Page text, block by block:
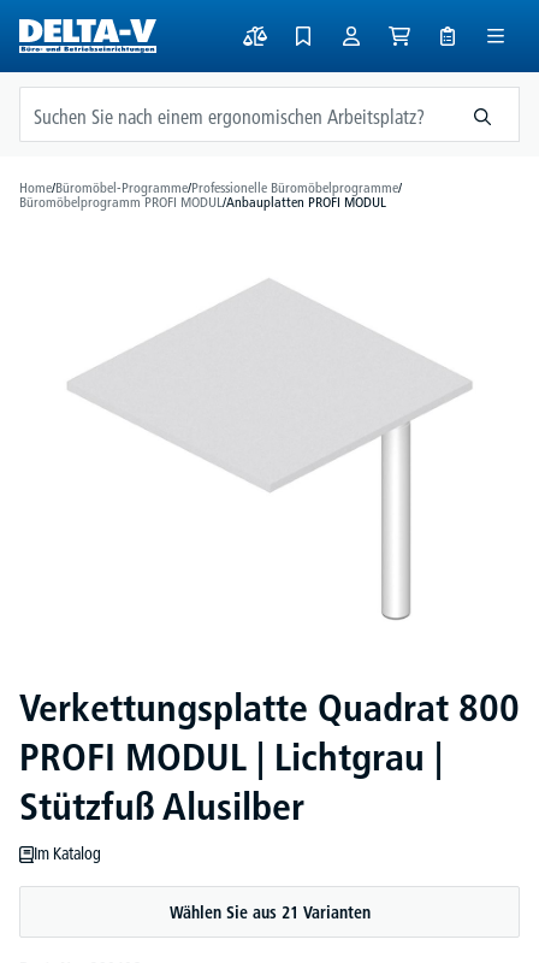
springen
Home/Büromöbel-Programme/Professionelle Büromöbelprogramme/
Büromöbelprogramm PROFI MODUL/Anbauplatten PROFI MODUL
Verkettungsplatte Quadrat 800
PROFI MODUL | Lichtgrau |
Stützfuß Alusilber
Im Katalog
Wählen Sie aus 21 Varianten